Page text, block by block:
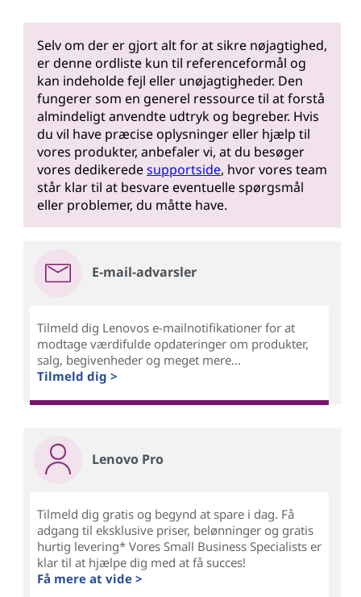
Selv om der er gjort alt for at sikre nøjagtighed,
er denne ordliste kun til referenceformål og
kan indeholde fejl eller unøjagtigheder. Den
fungerer som en generel ressource til at forstå
almindeligt anvendte udtryk og begreber. Hvis
du vil have præcise oplysninger eller hjælp til
vores produkter, anbefaler vi, at du besøger
vores dedikeredesupportside, hvor vores team
står klar til at besvare eventuelle spørgsmål
eller problemer, du måtte have.
E-mail-advarsler
Tilmeld dig Lenovos e-mailnotifikationer for at
modtage værdifulde opdateringer om produkter,
salg, begivenheder og meget mere...
Tilmeld dig >
Lenovo Pro
Tilmeld dig gratis og begynd at spare i dag. Få
adgang til eksklusive priser, belønninger og gratis
hurtig levering* Vores Small Business Specialists er
klar til at hjælpe dig med at få succes!
Få mere at vide >